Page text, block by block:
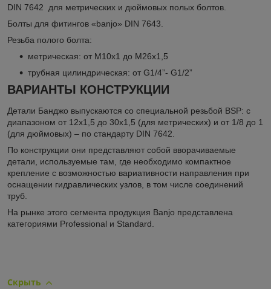
DIN 7642 для метрических и дюймовых полых болтов.
Болты для фитингов «banjo» DIN 7643.
Резьба полого болта:
метрическая: от М10х1 до М26х1,5
трубная цилиндрическая: от G1/4”- G1/2”
ВАРИАНТЫ КОНСТРУКЦИИ
Детали Банджо выпускаются со специальной резьбой BSP: с
диапазоном от 12x1,5 до 30х1,5 (для метрических) и от 1/8 до 1
(для дюймовых) – по стандарту DIN 7642.
По конструкции они представляют собой вворачиваемые
детали, используемые там, где необходимо компактное
крепление с возможностью вариативности направления при
оснащении гидравлических узлов, в том числе соединений
труб.
На рынке этого сегмента продукция Banjo представлена
категориями Professional и Standard.
Скрыть